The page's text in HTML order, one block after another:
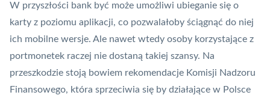
W przyszłości bank być może umożliwi ubieganie się o
karty z poziomu aplikacji, co pozwalałoby ściągnąć do niej
ich mobilne wersje. Ale nawet wtedy osoby korzystające z
portmonetek raczej nie dostaną takiej szansy. Na
przeszkodzie stoją bowiem rekomendacje Komisji Nadzoru
Finansowego, która sprzeciwia się by działające w Polsce